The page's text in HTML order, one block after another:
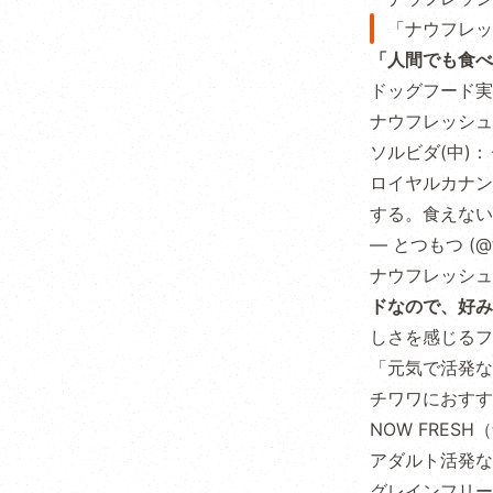
「ナウフレ
「人間でも食
ドッグフード
ナウフレッシ
ソルビダ(中)
ロイヤルカナ
する。食えな
— とつもつ
ナウフレッシ
ドなので、好
しさを感じる
「元気で活発
チワワにおす
NOW FRESH
アダルト活発